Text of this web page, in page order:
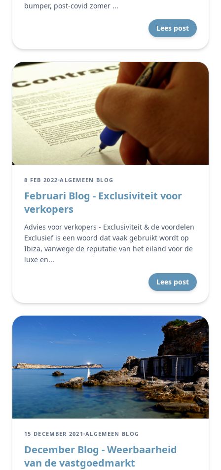
bumper, post-covid zomer ...
Lees post
8 FEB 2022 ALGEMEEN BLOG
Februari Blog - Exclusiviteit voor
verkopers
Advies voor verkopers - Exclusiviteit & de voordelen
Exclusief is een woord dat vaak gebruikt wordt op
Ibiza, vanwege de reputatie van het eiland voor de
luxe en...
Lees post
15 DECEMBER 2021 ALGEMEEN BLOG
December Blog - Weerbaarheid
van de vastgoedmarkt